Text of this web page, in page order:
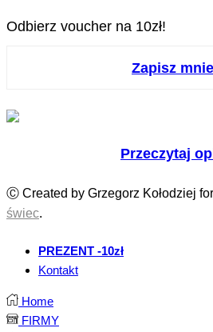
Odbierz voucher na 10zł!
Zapisz
Przeczytaj
Ⓒ Created by Grzegorz Kołodziej
świec.
PREZENT -10zł
Kontakt
Home
FIRMY